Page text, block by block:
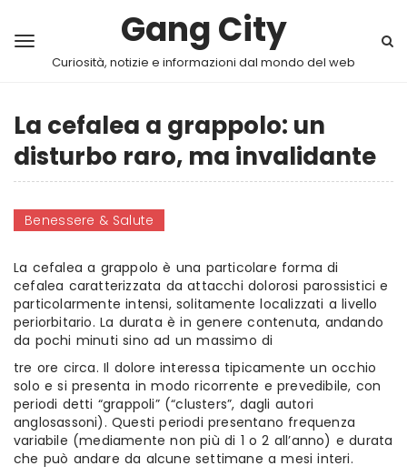
Gang City
Curiosità, notizie e informazioni dal mondo del web
La cefalea a grappolo: un
disturbo raro, ma invalidante
Benessere & Salute
La cefalea a grappolo è una particolare forma di
cefalea caratterizzata da attacchi dolorosi parossistici e
particolarmente intensi, solitamente localizzati a livello
periorbitario. La durata è in genere contenuta, andando
da pochi minuti sino ad un massimo di
tre ore circa. Il dolore interessa tipicamente un occhio
solo e si presenta in modo ricorrente e prevedibile, con
periodi detti “grappoli” (“clusters”, dagli autori
anglosassoni). Questi periodi presentano frequenza
variabile (mediamente non più di 1 o 2 all’anno) e durata
che può andare da alcune settimane a mesi interi.